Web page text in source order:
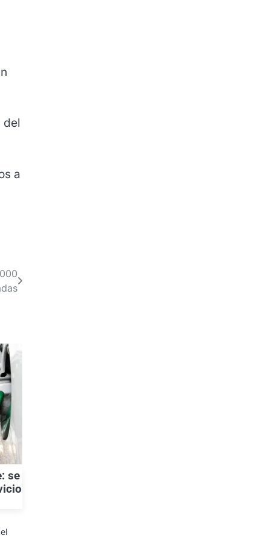
del
a
se